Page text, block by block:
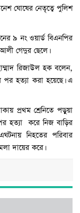
ঘোষের নেতৃত্বে পুলিশ
৯ নং ওয়ার্ড বিএনপির
গেদুর ছেলে।
রিজাউল হক বলেন,
পর হত্যা করা হয়েছে। এ
প্রথম শ্রেনিতে পড়ুয়া
হত্যা করে নিজ বাড়ির
নিহতের পরিবার
দায়ের করে।